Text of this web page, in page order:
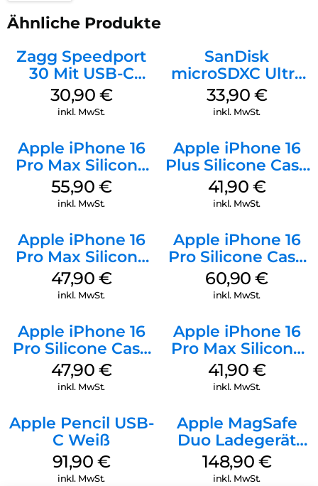
Ähnliche Produkte
Zagg Speedport
30 Mit USB-C
Kabel Weiß
30,90 €
inkl. MwSt.
SanDisk
microSDXC Ultra
128 GB + Adapter
Mobile
33,90 €
inkl. MwSt.
Apple iPhone 16
Pro Max Silicone
Case MagSafe
Stone Gray
55,90 €
inkl. MwSt.
Apple iPhone 16
Plus Silicone Case
MagSafe Stone
Gray
41,90 €
inkl. MwSt.
Apple iPhone 16
Pro Max Silicone
Case MagSafe
Black
47,90 €
inkl. MwSt.
Apple iPhone 16
Pro Silicone Case
MagSafe Stone
Gray
60,90€
inkl. MwSt.
Apple iPhone 16
Pro Silicone Case
MagSafe Denim
47,90 €
inkl. MwSt.
Apple iPhone 16
Pro Max Silicone
Case MagSafe
Ultramarine
41,90 €
inkl. MwSt.
Apple Pencil USB-
C Weiß
91,90 €
inkl. MwSt.
Apple MagSafe
Duo Ladegerät
Weiß
148,90 €
inkl. MwSt.